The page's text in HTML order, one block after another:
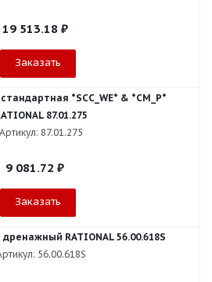
19 513.18₽
Заказать
*SCC_WE* & *CM_P*
87.01.275
Артикул: 87.01.275
9 081.72 ₽
Заказать
RATIONAL 56.00.618S
56.00.618S